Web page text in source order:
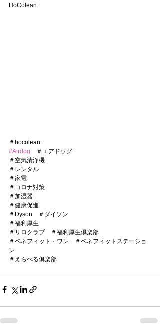
HoColean.
＃hocolean.
#Airdog ＃エアドッグ
＃空気清浄機
＃レンタル
＃家電
＃コロナ対策
＃加湿器
＃健康促進
＃Dyson　＃ダイソン
＃福利厚生
＃リロクラブ　＃福利厚生倶楽部
＃ベネフィット・ワン　＃ベネフィットステーショ
ン
＃えらべる俱楽部